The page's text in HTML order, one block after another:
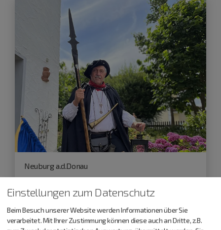
Neuburg a.d.Donau
Nachtwächterführung für Kinder
Einstellungen zum Datenschutz
Beim Besuch unserer Website werden Informationen über Sie
verarbeitet. Mit Ihrer Zustimmung können diese auch an Dritte, z.B.